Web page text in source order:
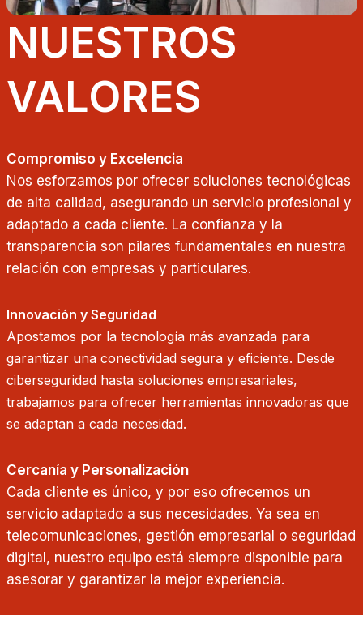
NUESTROS
VALORES
Compromiso y Excelencia
Nos esforzamos por ofrecer soluciones tecnológicas
de alta calidad, asegurando un servicio profesional y
adaptado a cada cliente. La confianza y la
transparencia son pilares fundamentales en nuestra
relación con empresas y particulares.
Innovación y Seguridad
Apostamos por la tecnología más avanzada para
garantizar una conectividad segura y eficiente. Desde
ciberseguridad hasta soluciones empresariales,
trabajamos para ofrecer herramientas innovadoras que
se adaptan a cada necesidad.
Cercanía y Personalización
Cada cliente es único, y por eso ofrecemos un
servicio adaptado a sus necesidades. Ya sea en
telecomunicaciones, gestión empresarial o seguridad
digital, nuestro equipo está siempre disponible para
asesorar y garantizar la mejor experiencia.